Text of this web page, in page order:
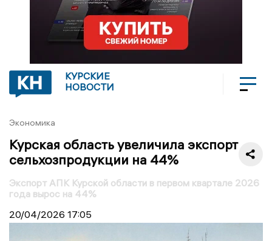
КУРСКИЕ
НОВОСТИ
Экономика
Курская область увеличила экспорт
сельхозпродукции на 44%
Экспорт АПК Курской области в первом квартале 2026
года вырос на 44%
20/04/2026 17:05